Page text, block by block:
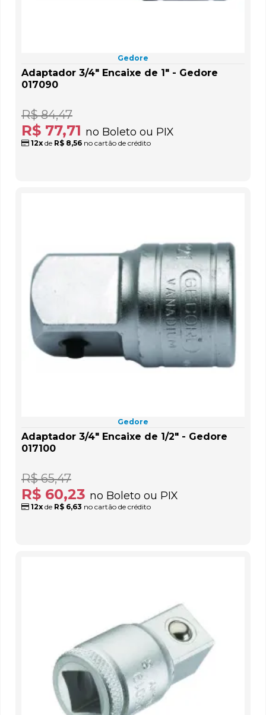
Gedore
Adaptador 3/4" Encaixe de 1" - Gedore
017090
R$ 77,71 no Boleto ou PIX
R$ 84,47
12x de R$ 8,56 no cartão de crédito
Gedore
Adaptador 3/4" Encaixe de 1/2" - Gedore
017100
R$ 60,23 no Boleto ou PIX
R$ 65,47
12x de R$ 6,63 no cartão de crédito